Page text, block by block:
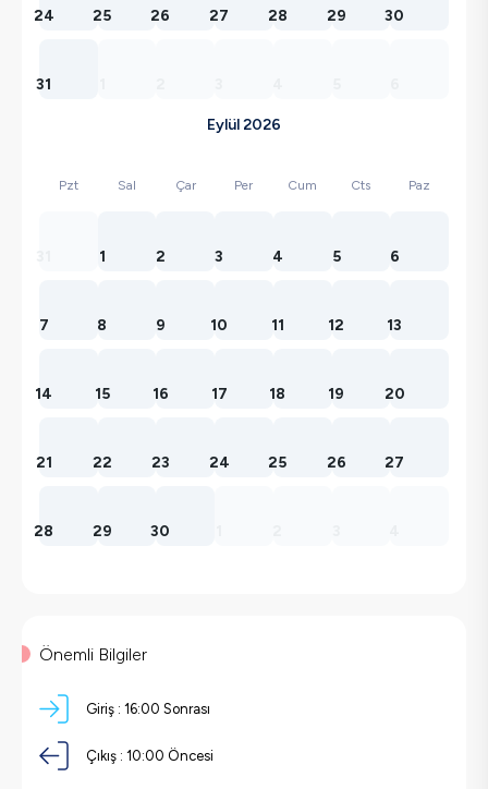
24 25 26 27 28 29 30
31
Eylül 2026
Pzt Sal Çar Per Cum Cts Paz
1 2 3 4 5 6
7 8 9 10 11 12 13
14 15 16 17 18 19 20
21 22 23 24 25 26 27
28 29 30
Önemli Bilgiler
Giriş : 16:00 Sonrası
Çıkış : 10:00 Öncesi